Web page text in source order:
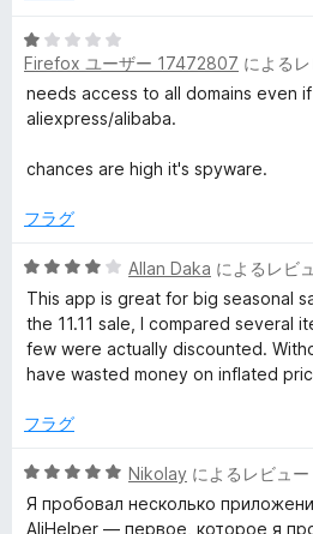
（
A
l
E
x
r
5
段
階
中
の
価
Firefox ユーザー 17472807 による
needs access to all domains even
aliexpress/alibaba.
chances are high it's spyware.
フラグ
5
段
階
中
4
評
Allan Daka によるレビ
This app is great for big seasonal
the 11.11 sale, I compared several
few were actually discounted.
have wasted money on inflated
フラグ
5
段
階
Nikolay によるレビュ
Я пробовал несколько
AliHelper — первое, которое я